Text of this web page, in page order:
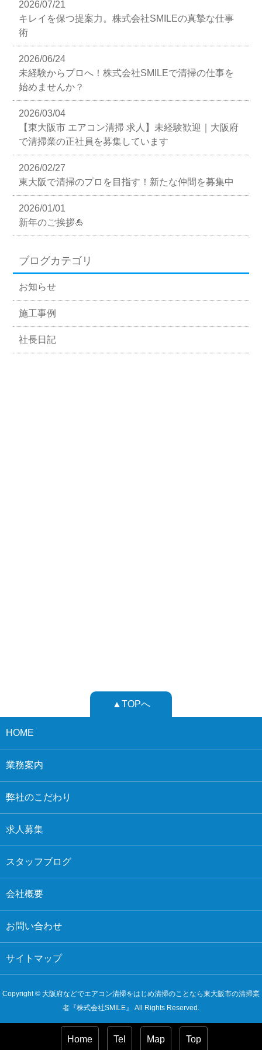
2026/07/21
キレイを保つ提案力。株式会社SMILEの真摯な仕事
術
2026/06/24
未経験からプロへ！株式会社SMILEで清掃の仕事を
始めませんか？
2026/03/04
【東大阪市 エアコン清掃 求人】未経験歓迎｜大阪府
で清掃業の正社員を募集しています
2026/02/27
東大阪で清掃のプロを目指す！新たな仲間を募集中
2026/01/01
新年のご挨拶🎍
ブログカテゴリ
お知らせ
施工事例
社長日記
▲TOPへ
HOME
業務案内
弊社のこだわり
求人募集
スタッフブログ
会社概要
お問い合わせ
サイトマップ
Copyright © 大阪府などでエアコン清掃をはじめ清掃のことなら東大阪市の清掃業
者『株式会社SMILE』 All Rights Reserved.
Home Tel Map Top